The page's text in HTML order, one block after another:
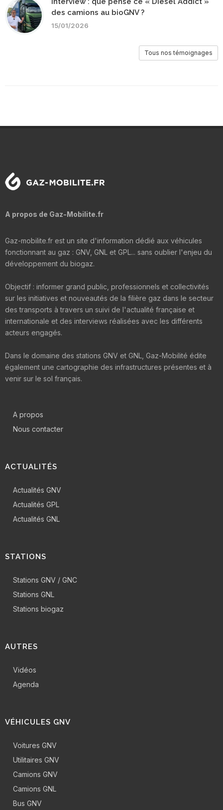
des camions au bioGNV ?
15/01/2026
Tous nos témoignages
A propos de Gaz-Mobilite.fr
Gaz-mobilite.fr est un site d'information dédié aux véhicules
fonctionnant au gaz : GNV, GNL et GPL... sans oublier l'enjeu du
développement du biogaz.
Objectif : informer grand public, professionnels et collectivités
sur les initiatives et nouveautés de la filière gaz dans le secteur
des transports à travers un suivi de l'actualité française et
internationale et des interviews réalisées avec les différents
acteurs engagés.
Dans le domaine des stations GNV et GNL, Gaz-Mobilité édite
également une cartographie des infrastructures présentes et à
venir sur le sol français.
A propos
Nous contacter
ACTUALITÉS
Actualités GNV
Actualités GPL
Actualités GNL
STATIONS
Stations GNV / GNC
Stations GNL
Stations biogaz
AUTRES
Vidéos
Agenda
VÉHICULES GNV
Voitures GNV
Utilitaires GNV
Camions GNV
Camions GNL
Bus GNV